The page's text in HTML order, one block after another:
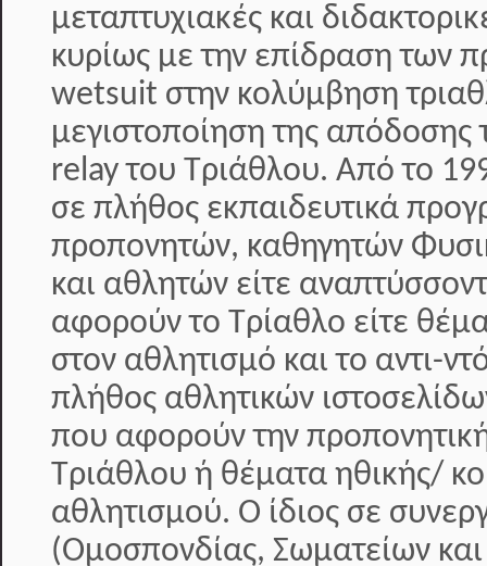
μεταπτυχιακές και
κυρίως με την επίδραση των
wetsuit στην κολύμβηση
μεγιστοποίηση της
relay του Τριάθλου. Από το
σε πλήθος εκπαιδευτικά
προπονητών, καθηγητών
και αθλητών είτε
αφορούν το Τρίαθλο είτε
στον αθλητισμό και το αντι-
πλήθος αθλητικών
που αφορούν την
Τριάθλου ή θέματα ηθικής/
αθλητισμού. Ο ίδιος σε
(Ομοσπονδίας, Σωματείων